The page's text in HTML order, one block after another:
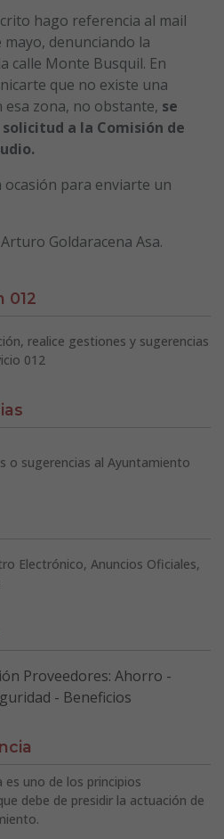
hago referencia al mail
denunciando la
calle Monte Busquil. En
que no existe una
zona, no obstante, se
a la Comisión de
para enviarte un
Goldaracena Asa.
012
realice gestiones y sugerencias
012
o sugerencias al Ayuntamiento
Electrónico, Anuncios Oficiales,
Proveedores: Ahorro -
- Beneficios
es uno de los principios
debe de presidir la actuación de